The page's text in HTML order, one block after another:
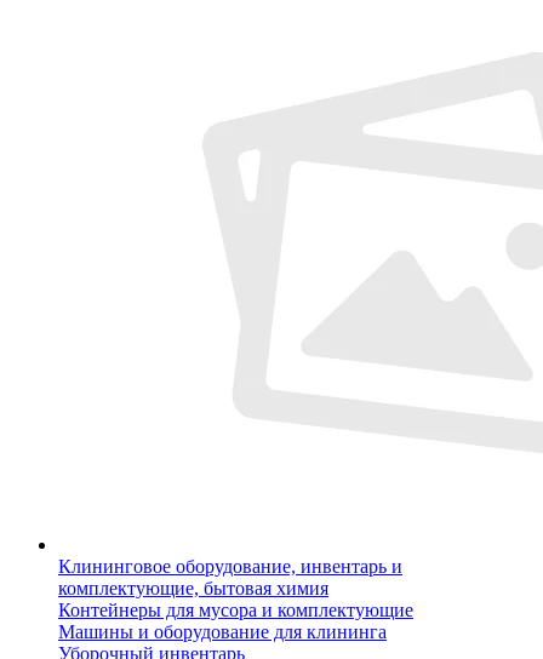
Клининговое оборудование, инвентарь и
комплектующие, бытовая химия
Контейнеры для мусора и комплектующие
Машины и оборудование для клининга
Уборочный инвентарь